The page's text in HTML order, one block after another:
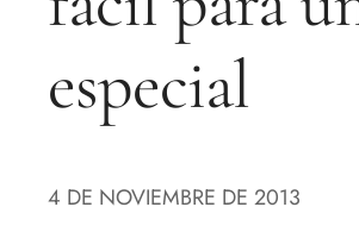
especial
4 DE NOVIEMBRE DE 2013